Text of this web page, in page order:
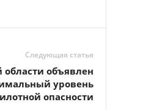
Следующая статья
области объявлен
уровень
опасности